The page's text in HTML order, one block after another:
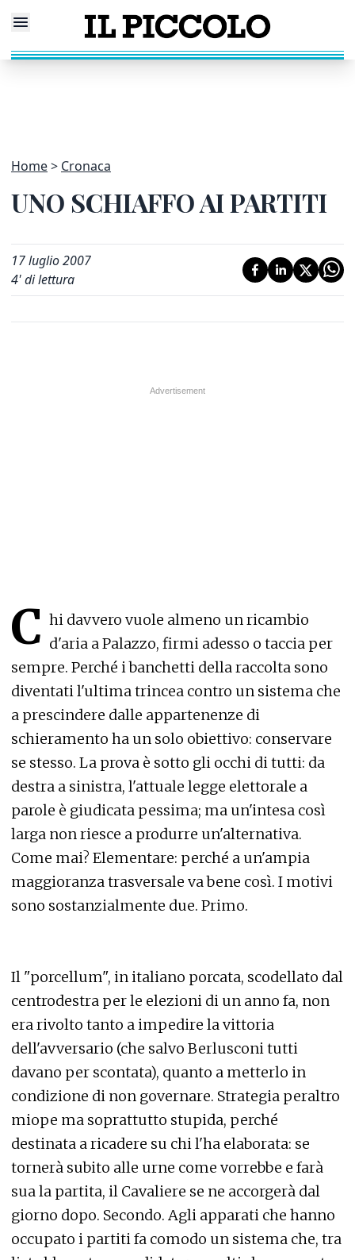
Home Cronaca
UNO SCHIAFFO AI PARTITI
17 luglio 2007
4' di lettura
C hi davvero vuole almeno un ricambio
d'aria a Palazzo, firmi adesso o taccia per
sempre. Perché i banchetti della raccolta sono
diventati l'ultima trincea contro un sistema che
a prescindere dalle appartenenze di
schieramento ha un solo obiettivo: conservare
se stesso. La prova è sotto gli occhi di tutti: da
destra a sinistra, l'attuale legge elettorale a
parole è giudicata pessima; ma un'intesa così
larga non riesce a produrre un'alternativa.
Come mai? Elementare: perché a un'ampia
maggioranza trasversale va bene così. I motivi
sono sostanzialmente due. Primo.
Il "porcellum", in italiano porcata, scodellato dal
centrodestra per le elezioni di un anno fa, non
era rivolto tanto a impedire la vittoria
dell'avversario (che salvo Berlusconi tutti
davano per scontata), quanto a metterlo in
condizione di non governare. Strategia peraltro
miope ma soprattutto stupida, perché
destinata a ricadere su chi l'ha elaborata: se
tornerà subito alle urne come vorrebbe e farà
sua la partita, il Cavaliere se ne accorgerà dal
giorno dopo. Secondo. Agli apparati che hanno
occupato i partiti fa comodo un sistema che, tra